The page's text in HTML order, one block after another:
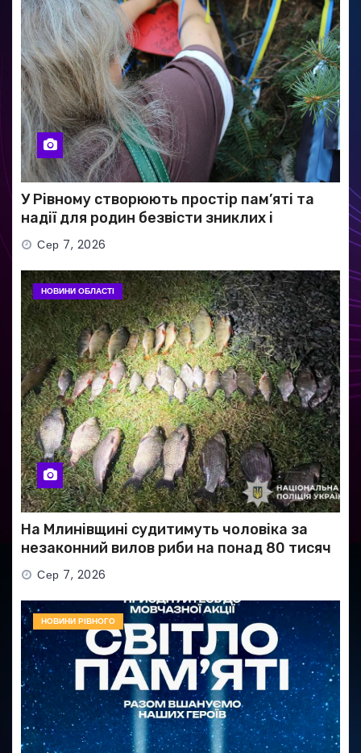
У Рівному створюють простір пам’яті та
надії для родин безвісти зниклих і
полонених військових
Сер 7, 2026
НОВИНИ ОБЛАСТІ
На Млинівщині судитимуть чоловіка за
незаконний вилов риби на понад 80 тисяч
гривень
Сер 7, 2026
НОВИНИ РІВНОГО